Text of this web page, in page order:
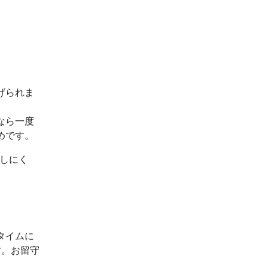
られま
ら一度
す。
にく
イムに
お留守